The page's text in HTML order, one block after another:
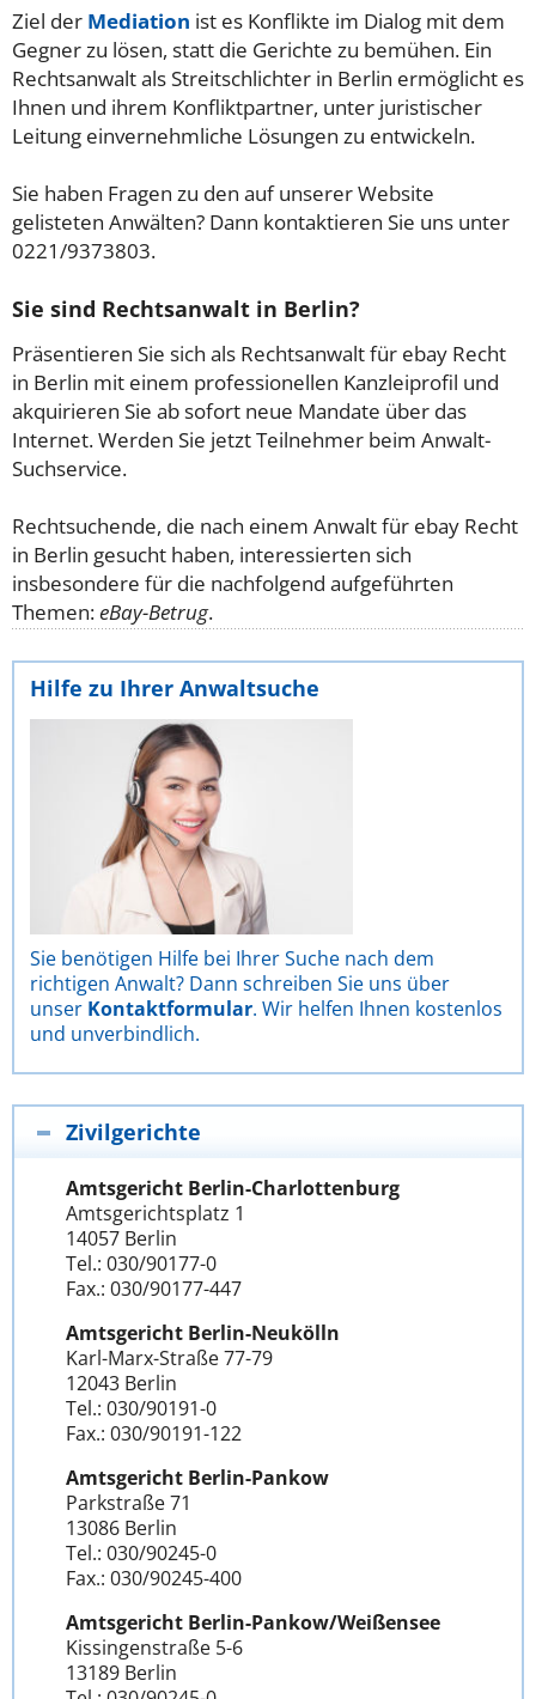
Ziel der Mediation ist es Konflikte im Dialog mit dem
Gegner zu lösen, statt die Gerichte zu bemühen. Ein
Rechtsanwalt als Streitschlichter in Berlin ermöglicht es
Ihnen und ihrem Konfliktpartner, unter juristischer
Leitung einvernehmliche Lösungen zu entwickeln.
Sie haben Fragen zu den auf unserer Website
gelisteten Anwälten? Dann kontaktieren Sie uns unter
0221/9373803.
Sie sind Rechtsanwalt in Berlin?
Präsentieren Sie sich als Rechtsanwalt für ebay Recht
in Berlin mit einem professionellen Kanzleiprofil und
akquirieren Sie ab sofort neue Mandate über das
Internet. Werden Sie jetzt Teilnehmer beim Anwalt-
Suchservice.
Rechtsuchende, die nach einem Anwalt für ebay Recht
in Berlin gesucht haben, interessierten sich
insbesondere für die nachfolgend aufgeführten
Themen:eBay-Betrug.
Hilfe zu Ihrer Anwaltsuche
Sie benötigen Hilfe bei Ihrer Suche nach dem
richtigen Anwalt? Dann schreiben Sie uns über
unser Kontaktformular. Wir helfen Ihnen kostenlos
und unverbindlich.
Zivilgerichte
Amtsgericht Berlin-Charlottenburg
Amtsgerichtsplatz 1
14057 Berlin
Tel.: 030/90177-0
Fax.: 030/90177-447
Amtsgericht Berlin-Neukölln
Karl-Marx-Straße 77-79
12043 Berlin
Tel.: 030/90191-0
Fax.: 030/90191-122
Amtsgericht Berlin-Pankow
Parkstraße 71
13086 Berlin
Tel.: 030/90245-0
Fax.: 030/90245-400
Amtsgericht Berlin-Pankow/Weißensee
Kissingenstraße 5-6
13189 Berlin